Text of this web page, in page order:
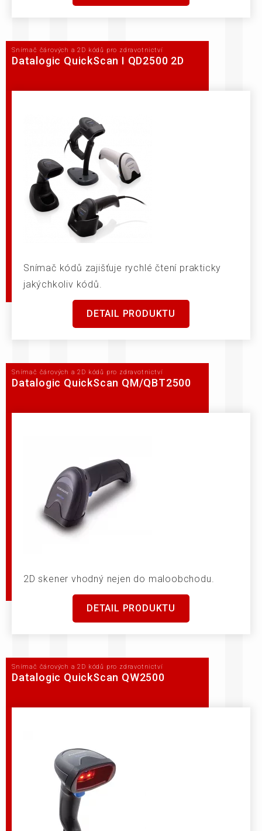
Snímač čárových a 2D kódů pro zdravotnictví
Datalogic QuickScan I QD2500 2D
Snímač kódů zajišťuje rychlé čtení prakticky
jakýchkoliv kódů.
DETAIL PRODUKTU
Snímač čárových a 2D kódů pro zdravotnictví
Datalogic QuickScan QM/QBT2500
2D skener vhodný nejen do maloobchodu.
DETAIL PRODUKTU
Snímač čárových a 2D kódů pro zdravotnictví
Datalogic QuickScan QW2500